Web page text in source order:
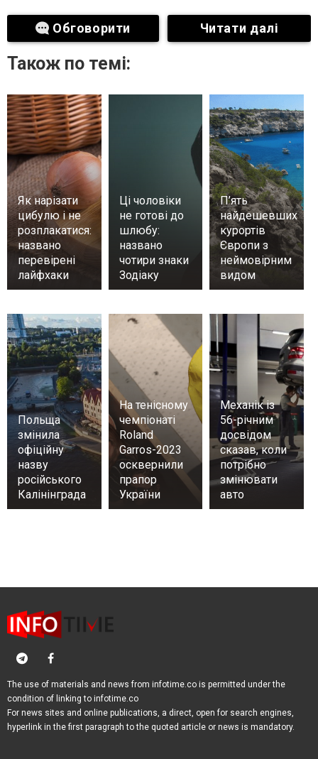
Обговорити Читати далі
Також по темі:
Як нарізати
цибулю і не
розплакатися:
названо
перевірені
лайфхаки
Ці чоловіки
не готові до
шлюбу:
названо
чотири знаки
Зодіаку
П’ять
найдешевших
курортів
Європи з
неймовірним
видом
Польща
змінила
офіційну
назву
російського
Калінінграда
На тенісному
чемпіонаті
Roland
Garros-2023
осквернили
прапор
України
Механік із
56-річним
досвідом
сказав, коли
потрібно
змінювати
авто
The use of materials and news from infotime.co is permitted under the
condition of linking to infotime.co
For news sites and online publications, a direct, open for search engines,
hyperlink in the first paragraph to the quoted article or news is mandatory.